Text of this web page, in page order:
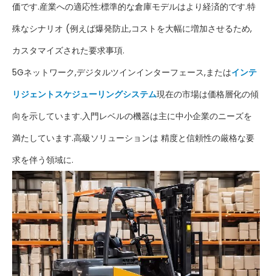
価です.産業への適応性:標準的な倉庫モデルはより経済的です.特
殊なシナリオ (例えば爆発防止,コストを大幅に増加させるため,
カスタマイズされた要求事項.
5Gネットワーク,デジタルツインインターフェース,またはインテ
リジェントスケジューリングシステム現在の市場は価格層化の傾
向を示しています.入門レベルの機器は主に中小企業のニーズを
満たしています.高級ソリューションは 精度と信頼性の厳格な要
求を伴う領域に.